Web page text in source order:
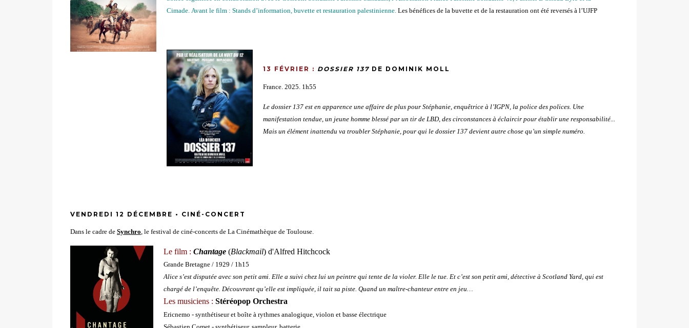
Cimade. Avant le film : Stands d’information, buvette et restauration palestinienne. Les bénéfices de la buvette et de la restauration ont été reversés à l’UJFP
13 FÉVRIER : DOSSIER 137 DE DOMINIK MOLL
France. 2025. 1h55
Le dossier 137 est en apparence une affaire de plus pour Stéphanie, enquêtrice à l’IGPN, la police des polices. Une
manifestation tendue, un jeune homme blessé par un tir de LBD, des circonstances à éclaircir pour établir une responsabilité...
Mais un élément inattendu va troubler Stéphanie, pour qui le dossier 137 devient autre chose qu’un simple numéro.
VENDREDI 12 DÉCEMBRE • CINÉ-CONCERT
Dans le cadre de Synchro, le festival de ciné-concerts de La Cinémathèque de Toulouse.
Le film : Chantage (Blackmail) d'Alfred Hitchcock
Grande Bretagne / 1929 / 1h15
Alice s’est disputée avec son petit ami. Elle a suivi chez lui un peintre qui tente de la violer. Elle le tue. Et c’est son petit ami, détective à Scotland Yard, qui est
chargé de l’enquête. Découvrant qu’elle est impliquée, il tait sa piste. Quand un maître-chanteur entre en jeu…
Les musiciens : Stéréopop Orchestra
Ericnemo - synthétiseur et boîte à rythmes analogique, violon et basse électrique